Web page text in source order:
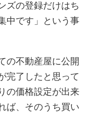
ズの登録だけはち
中です」という事
の不動産屋に公開
完了したと思って
の価格設定が出来
ば、そのうち買い